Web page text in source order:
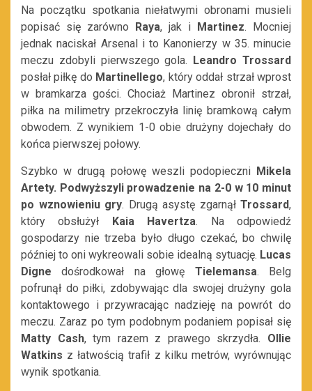
Na początku spotkania niełatwymi obronami musieli
popisać się zarówno Raya, jak i Martinez. Mocniej
jednak naciskał Arsenal i to Kanonierzy w 35. minucie
meczu zdobyli pierwszego gola. Leandro Trossard
posłał piłkę do Martinellego, który oddał strzał wprost
w bramkarza gości. Chociaż Martinez obronił strzał,
piłka na milimetry przekroczyła linię bramkową całym
obwodem. Z wynikiem 1-0 obie drużyny dojechały do
końca pierwszej połowy.
Szybko w drugą połowę weszli podopieczni Mikela
Artety. Podwyższyli prowadzenie na 2-0 w 10 minut
po wznowieniu gry. Drugą asystę zgarnąłTrossard,
który obsłużył Kaia Havertza. Na odpowiedź
gospodarzy nie trzeba było długo czekać, bo chwilę
później to oni wykreowali sobie idealną sytuację. Lucas
Digne dośrodkował na głowę Tielemansa. Belg
pofrunął do piłki, zdobywając dla swojej drużyny gola
kontaktowego i przywracając nadzieję na powrót do
meczu. Zaraz po tym podobnym podaniem popisał się
Matty Cash, tym razem z prawego skrzydła. Ollie
Watkins z łatwością trafił z kilku metrów, wyrównując
wynik spotkania.